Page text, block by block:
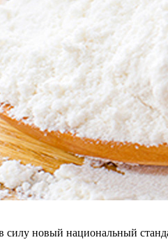
силу новый национальный